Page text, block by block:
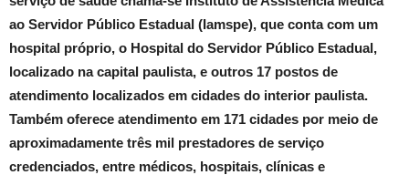
ao Servidor Público Estadual (Iamspe), que conta com um
hospital próprio, o Hospital do Servidor Público Estadual,
localizado na capital paulista, e outros 17 postos de
atendimento localizados em cidades do interior paulista.
Também oferece atendimento em 171 cidades por meio de
aproximadamente três mil prestadores de serviço
credenciados, entre médicos, hospitais, clínicas e